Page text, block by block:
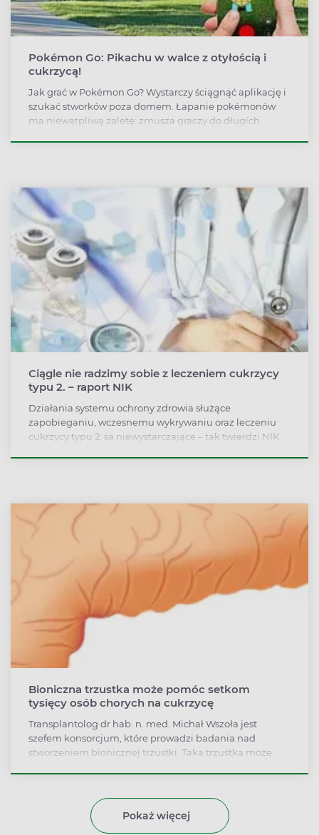
Pokémon Go: Pikachu w walce z otyłością i
cukrzycą!
Jak grać w Pokémon Go? Wystarczy ściągnąć aplikację i
szukać stworków poza domem. Łapanie pokémonów
ma niewątpliwą zaletę: zmusza graczy do długich
Ciągle nie radzimy sobie z leczeniem cukrzycy
typu 2. – raport NIK
Działania systemu ochrony zdrowia służące
zapobieganiu, wczesnemu wykrywaniu oraz leczeniu
cukrzycy typu 2. są niewystarczające – tak twierdzi NIK.
rozwojem późnych powikłań cukrzycy. Jednak to nie
wszystkie przewinienia.
Bioniczna trzustka może pomóc setkom
tysięcy osób chorych na cukrzycę
Transplantolog dr hab. n. med. Michał Wszoła jest
szefem konsorcjum, które prowadzi badania nad
stworzeniem bionicznej trzustki. Taka trzustka może
Pokaż więcej